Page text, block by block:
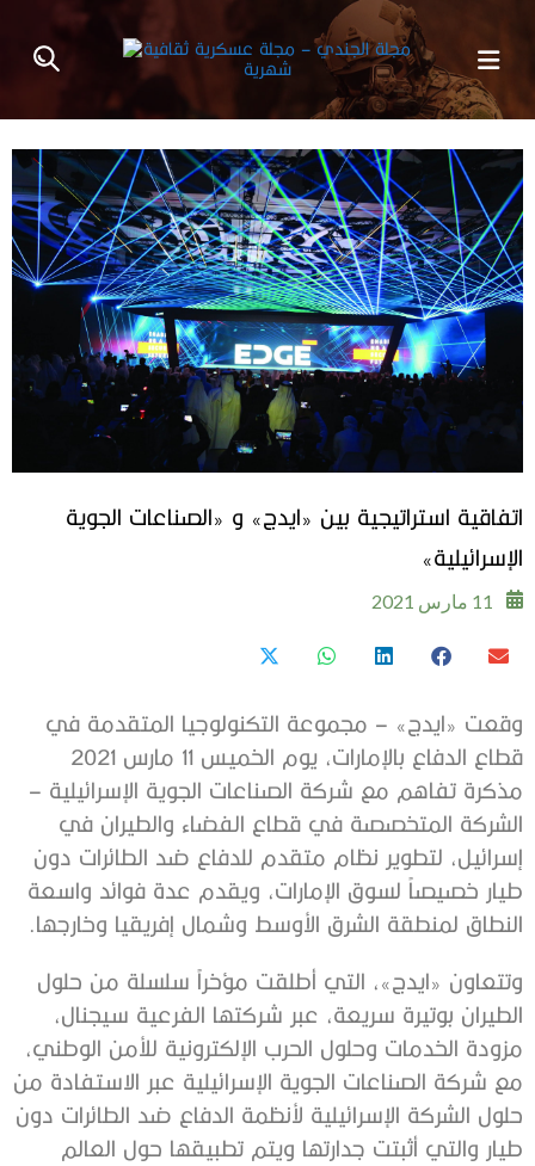
اتفاقية استراتيجية بين «ايدج» و «الصناعات الجوية
الإسرائيلية»
11 مارس 2021
وقعت «ايدج» – مجموعة التكنولوجيا المتقدمة في
قطاع الدفاع بالإمارات، يوم الخميس 11 مارس 2021
مذكرة تفاهم مع شركة الصناعات الجوية الإسرائيلية –
الشركة المتخصصة في قطاع الفضاء والطيران في
إسرائيل، لتطوير نظام متقدم للدفاع ضد الطائرات دون
طيار خصيصاً لسوق الإمارات، ويقدم عدة فوائد واسعة
النطاق لمنطقة الشرق الأوسط وشمال إفريقيا وخارجها.
وتتعاون «ايدج»، التي أطلقت مؤخراً سلسلة من حلول
الطيران بوتيرة سريعة، عبر شركتها الفرعية سيجنال،
مزودة الخدمات وحلول الحرب الإلكترونية للأمن الوطني،
مع شركة الصناعات الجوية الإسرائيلية عبر الاستفادة من
حلول الشركة الإسرائيلية لأنظمة الدفاع ضد الطائرات دون
طيار والتي أثبتت جدارتها ويتم تطبيقها حول العالم